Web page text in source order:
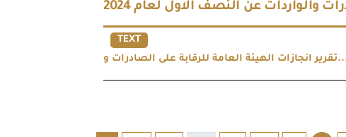
والواردات عن النصف الاول لعام 2024
TEXT
العامة للرقابة على الصادرات و...